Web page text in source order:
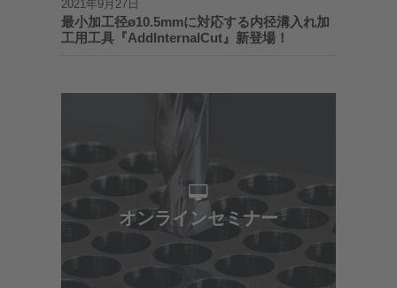
2021年9月27日
最小加工径ø10.5mmに対応する内径溝入れ加
工用工具『AddInternalCut』新登場！
オンラインセミナー
オンラインセミナー